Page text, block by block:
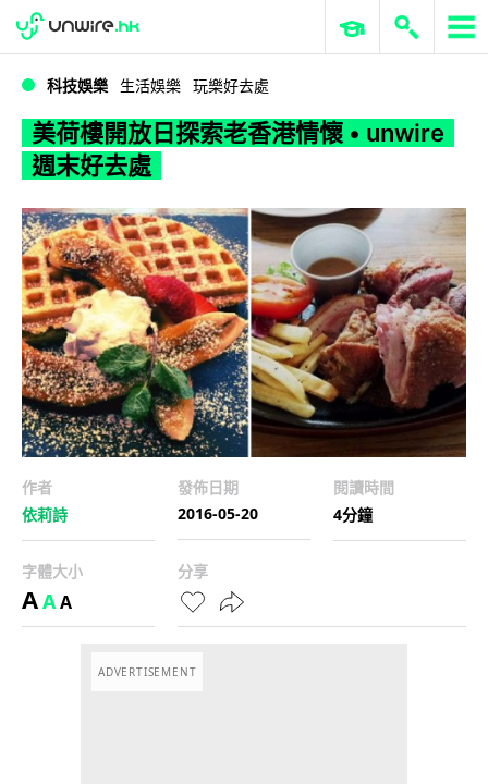
WWDC 2026 ERP 與商業 AI
科技娛樂 生活娛樂 玩樂好去處
美荷樓開放日探索老香港情懷 • unwire
週末好去處
作者
依莉詩
發佈日期
2016-05-20
閱讀時間
4分鐘
字體大小
AAA
分享
ADVERTISEMENT